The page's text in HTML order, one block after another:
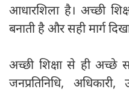
आधारशिला है। अच्छी
बनाती है और सही मार्ग
अच्छी शिक्षा से ही अच्छे
जनप्रतिनिधि,